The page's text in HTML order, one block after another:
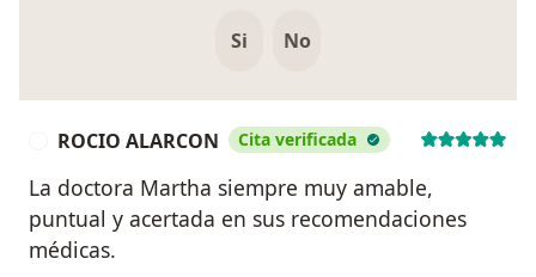
Si No
ROCIO ALARCON Cita verificada
La doctora Martha siempre muy amable,
puntual y acertada en sus recomendaciones
médicas.